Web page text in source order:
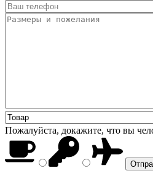
Пожалуйста, докажите, что вы